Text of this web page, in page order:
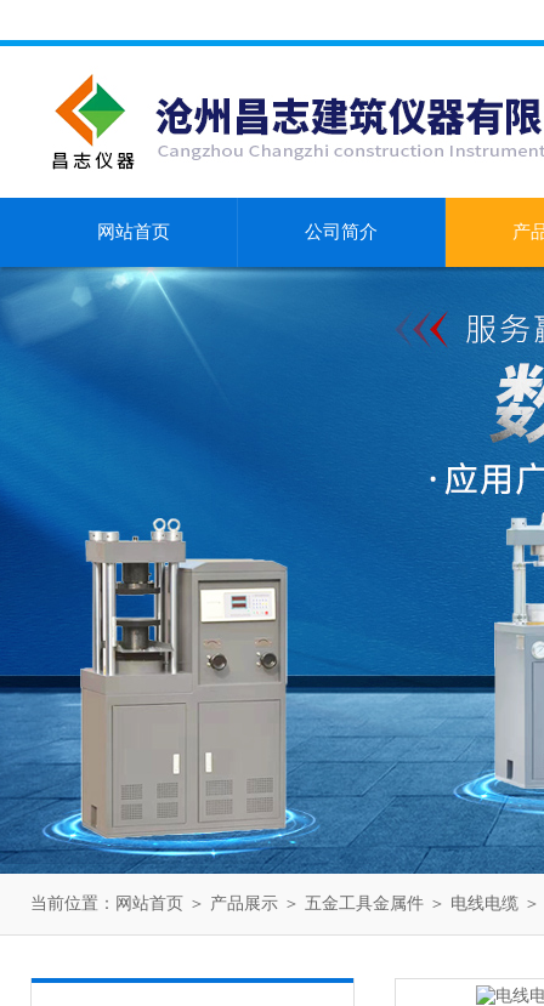
网站首页 公司简介 产
当前位置： 网站首页 ＞ 产品展示 ＞ 五金工具金属件 ＞ 电线电缆